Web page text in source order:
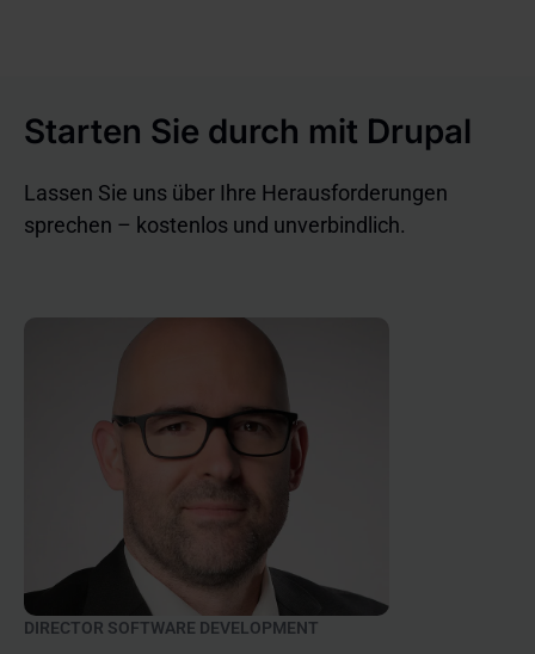
Starten Sie durch mit Drupal
Lassen Sie uns über Ihre Herausforderungen
sprechen – kostenlos und unverbindlich.
DIRECTOR SOFTWARE DEVELOPMENT